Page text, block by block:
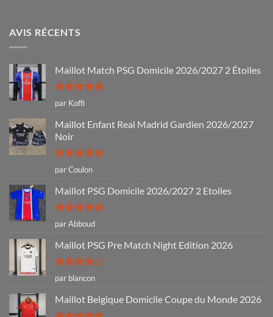
AVIS RÉCENTS
Maillot Match PSG Domicile 2026/2027 2 Étoiles
Note5sur
5
par Koffi
Maillot Enfant Real Madrid Gardien 2026/2027
Noir
Note5sur
5
par Coulon
Maillot PSG Domicile 2026/2027 2 Etoiles
Note5sur
5
par Abboud
Maillot PSG Pre Match Night Edition 2026
Note4
sur 5
par blancon
Maillot Belgique Domicile Coupe du Monde 2026